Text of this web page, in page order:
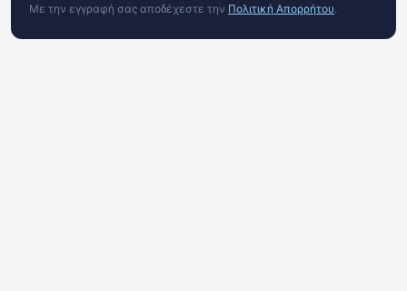
Με την εγγραφή σας αποδέχεστε την Πολιτική Απορρήτου.